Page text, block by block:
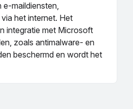
maildiensten,
het internet. Het
integratie met Microsoft
zoals antimalware- en
beschermd en wordt het